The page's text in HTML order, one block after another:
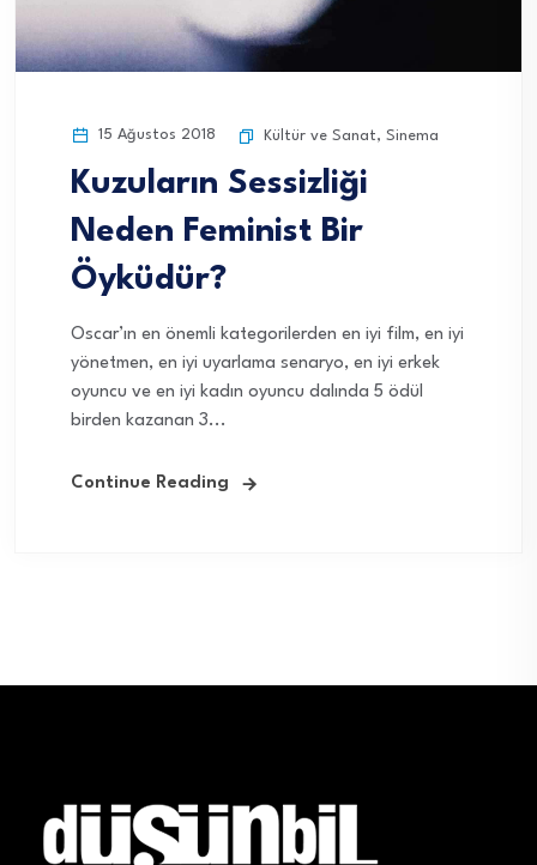
15 Ağustos 2018 Kültür ve Sanat, Sinema
Kuzuların Sessizliği
Neden Feminist Bir
Öyküdür?
Oscar’ın en önemli kategorilerden en iyi film, en iyi
yönetmen, en iyi uyarlama senaryo, en iyi erkek
oyuncu ve en iyi kadın oyuncu dalında 5 ödül
birden kazanan 3...
Continue Reading